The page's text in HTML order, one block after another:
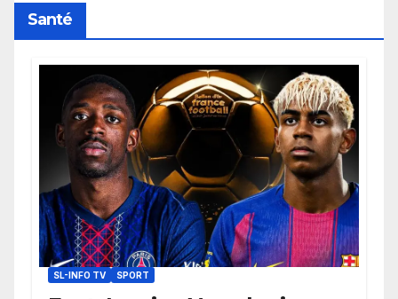
Santé
SL-INFO TV SPORT